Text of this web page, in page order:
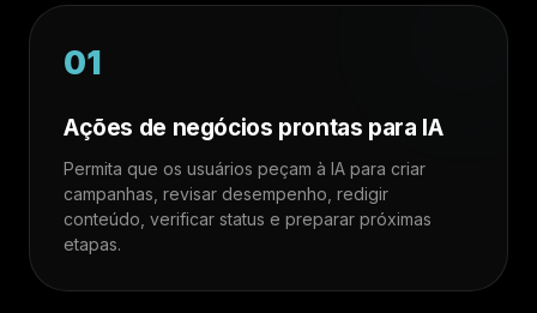
01
Ações de negócios prontas para IA
Permita que os usuários peçam à IA para criar
campanhas, revisar desempenho, redigir
conteúdo, verificar status e preparar próximas
etapas.